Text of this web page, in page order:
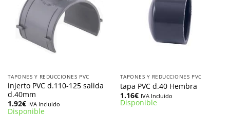
TAPONES Y REDUCCIONES PVC
injerto PVC d.110-125 salida
d.40mm
1.92€ IVA Incluido
Disponible
TAPONES Y REDUCCIONES PVC
tapa PVC d.40 Hembra
1.16€ IVA Incluido
Disponible